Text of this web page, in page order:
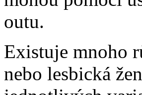
outu.
Existuje mnoho
nebo lesbická